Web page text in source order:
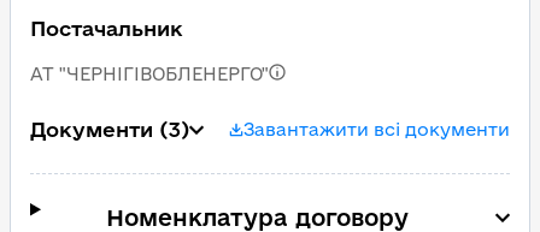
Постачальник
АТ "ЧЕРНІГІВОБЛЕНЕРГО"
Документи (3) Завантажити всі документи
Номенклатура договору